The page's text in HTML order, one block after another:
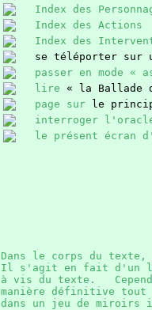
Index des
Index des Actions
Index des
se téléporter sur
passer en mode «
lire « la Ballade
page sur
le
interroger
le présent écran
Dans le corps du
Il s'agit en fait d'un lien
à vis du texte.
manière définitive
dans un jeu de